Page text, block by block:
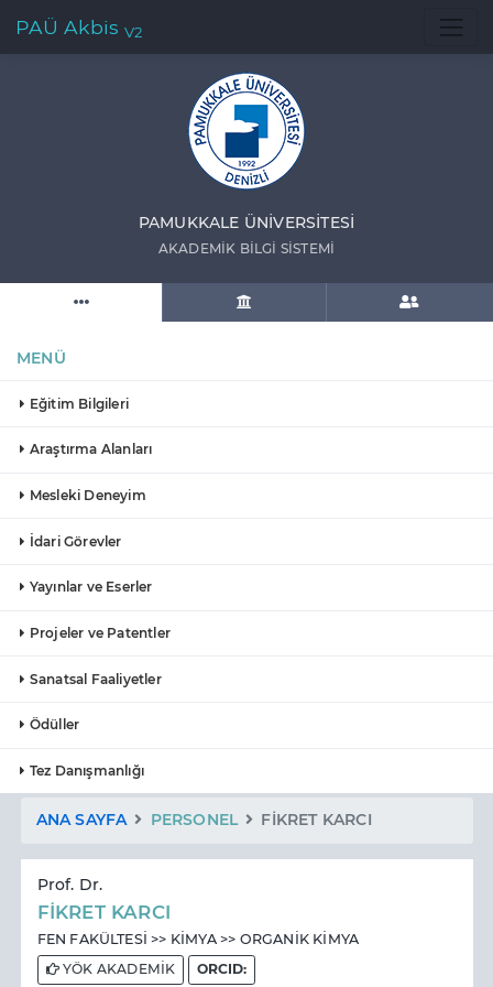
PAÜ Akbis V2
PAMUKKALE ÜNIVERSITESI
AKADEMIK BILGI SISTEMI
MENÜ
Eğitim Bilgileri
Araştırma Alanları
Mesleki Deneyim
İdari Görevler
Yayınlar ve Eserler
Projeler ve Patentler
Sanatsal Faaliyetler
Ödüller
Tez Danışmanlığı
ANA SAYFA PERSONEL FİKRET KARCI
Prof. Dr.
FİKRET KARCI
FEN FAKÜLTESİ >> KİMYA >> ORGANİK KİMYA
YÖK AKADEMİK
ORCID: